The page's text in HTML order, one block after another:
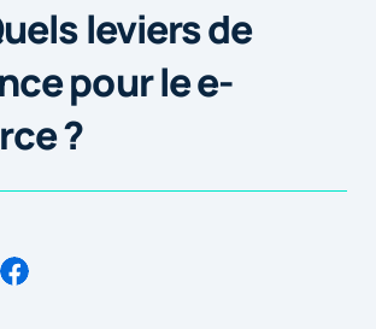
leviers de
pour le e-
?